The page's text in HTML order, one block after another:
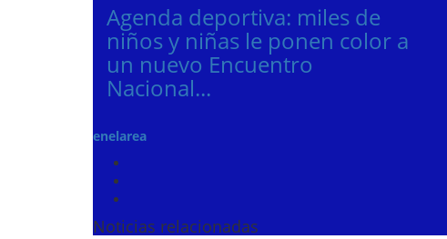
Agenda deportiva: miles de
niños y niñas le ponen color a
un nuevo Encuentro
Nacional...
enelarea
Noticias relacionadas